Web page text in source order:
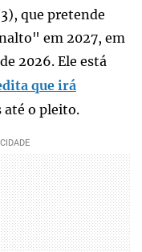
que pretende
em 2027, em
2026. Ele está
que irá
até o pleito.